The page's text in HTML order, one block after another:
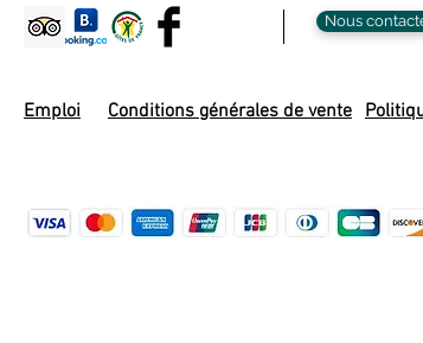
Nous
Emploi Conditions générales de vente